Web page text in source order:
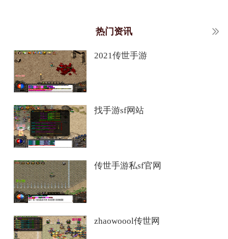
热门资讯
2021传世手游
找手游sf网站
传世手游私sf官网
zhaowoool传世网